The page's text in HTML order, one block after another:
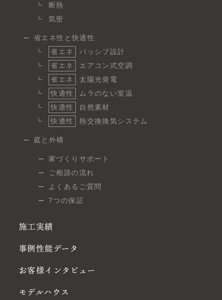
断熱
気密
省エネ性と快適性
省エネ
パッシブ設計
省エネ
エアコン式空調
省エネ
太陽光発電
快適性
ムラのない室温
快適性
自然素材
快適性
熱交換換気システム
庭と外構
家づくりサポート
ご相談の流れ
よくあるご質問
7つの保証
施工実績
事例性能データ
お客様インタビュー
モデルハウス